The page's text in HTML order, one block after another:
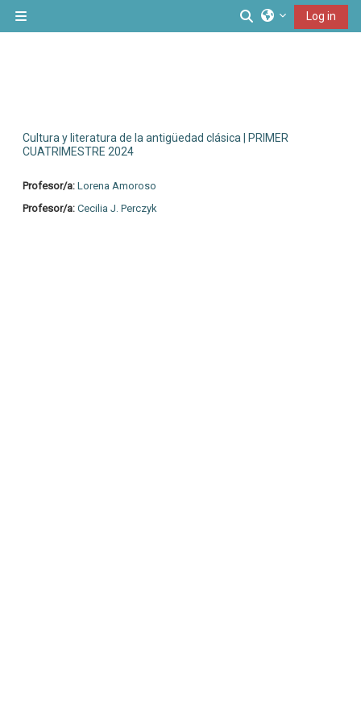
Toggle search
Log in
Cultura y literatura de la antigüedad clásica | PRIMER
CUATRIMESTRE 2024
Profesor/a: Lorena Amoroso
Profesor/a: Cecilia J. Perczyk